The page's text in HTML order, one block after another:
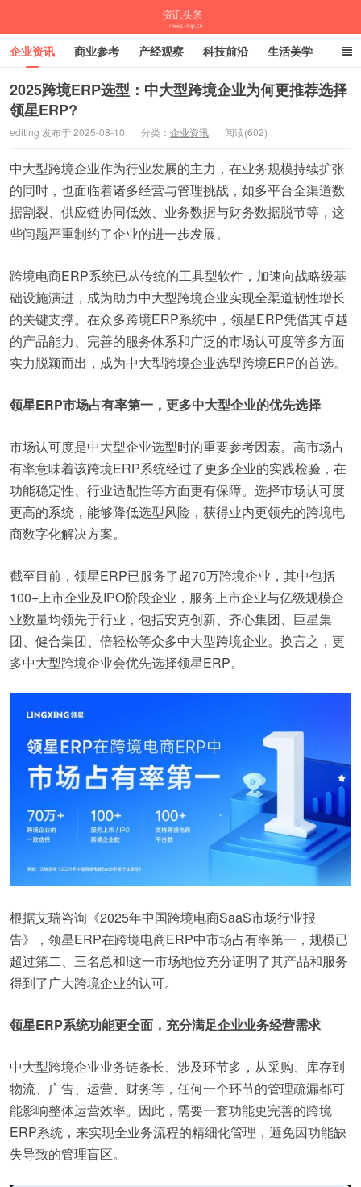
资讯头条
企业资讯 商业参考 产经观察 科技前沿 生活美学
时尚潮流 母婴亲子 专栏
2025跨境ERP选型：中大型跨境企业为何更推荐选择
领星ERP?
editing 发布于 2025-08-10 分类： 企业资讯 阅读(602)
中大型跨境企业作为行业发展的主力，在业务规模持续扩张
的同时，也面临着诸多经营与管理挑战，如多平台全渠道数
据割裂、供应链协同低效、业务数据与财务数据脱节等，这
些问题严重制约了企业的进一步发展。
跨境电商ERP系统已从传统的工具型软件，加速向战略级基
础设施演进，成为助力中大型跨境企业实现全渠道韧性增长
的关键支撑。在众多跨境ERP系统中，领星ERP凭借其卓越
的产品能力、完善的服务体系和广泛的市场认可度等多方面
实力脱颖而出，成为中大型跨境企业选型跨境ERP的首选。
领星ERP市场占有率第一，更多中大型企业的优先选择
市场认可度是中大型企业选型时的重要参考因素。高市场占
有率意味着该跨境ERP系统经过了更多企业的实践检验，在
功能稳定性、行业适配性等方面更有保障。选择市场认可度
更高的系统，能够降低选型风险，获得业内更领先的跨境电
商数字化解决方案。
截至目前，领星ERP已服务了超70万跨境企业，其中包括
100+上市企业及IPO阶段企业，服务上市企业与亿级规模企
业数量均领先于行业，包括安克创新、齐心集团、巨星集
团、健合集团、倍轻松等众多中大型跨境企业。换言之，更
多中大型跨境企业会优先选择领星ERP。
根据艾瑞咨询《2025年中国跨境电商SaaS市场行业报
告》，领星ERP在跨境电商ERP中市场占有率第一，规模已
超过第二、三名总和!这一市场地位充分证明了其产品和服务
得到了广大跨境企业的认可。
领星ERP系统功能更全面，充分满足企业业务经营需求
中大型跨境企业业务链条长、涉及环节多，从采购、库存到
物流、广告、运营、财务等，任何一个环节的管理疏漏都可
能影响整体运营效率。因此，需要一套功能更完善的跨境
ERP系统，来实现全业务流程的精细化管理，避免因功能缺
失导致的管理盲区。